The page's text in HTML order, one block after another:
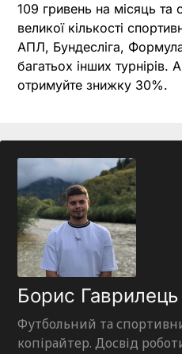
109 гривень на місяць та
великої кількості
АПЛ, Бундесліга,
багатьох інших
отримуйте знижку 30%.
Борис Гаврилець
Футбольний та
копірайтер. Досвід